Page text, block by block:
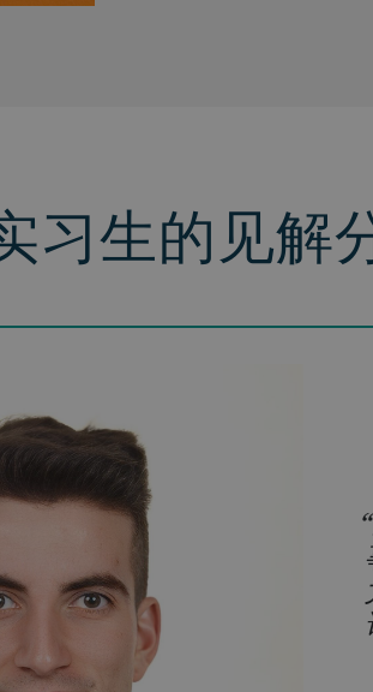
习生的见解
中，我收获了在研发
持续项目的宝贵机
个国际环境中与顶尖
是太让我深受激励了